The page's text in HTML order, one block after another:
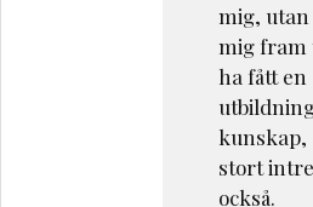
mig,
mig fram
ha fått en
kunskap,
stort
också.